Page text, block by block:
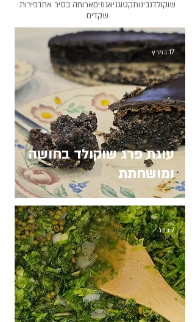
שוקולדגבינותקטוגניאגוזיםארוחה בסיר אחדפירות
שקדים
עוגת פרג שוקולד בחושה
ומושחתת
17 במרץ
7 בינו׳